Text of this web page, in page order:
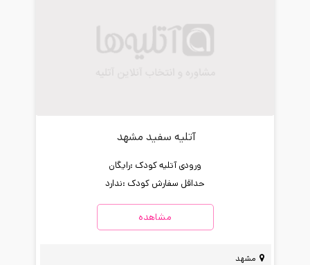
آتلیه سفید مشهد
ورودی آتلیه کودک :رایگان
حداقل سفارش کودک :ندارد
مشاهده
مشهد